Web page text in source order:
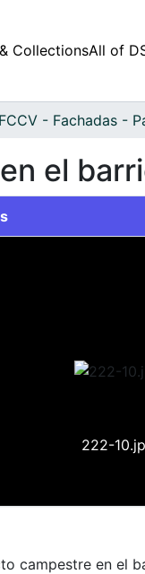
CollectionsAll of
el
222-
campestre en el